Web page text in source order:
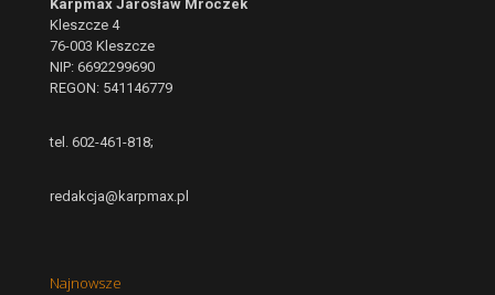
Karpmax Jarosław Mroczek
Kleszcze 4
76-003 Kleszcze
NIP: 6692299690
REGON: 541146779
tel. 602-461-818;
redakcja@karpmax.pl
Najnowsze